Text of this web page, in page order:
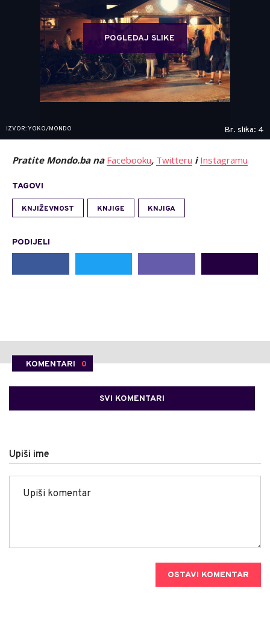
POGLEDAJ SLIKE
IZVOR: YOKO/MONDO Br. slika: 4
Pratite Mondo.ba na Facebooku, Twitteru i Instagramu
TAGOVI
KNJIŽEVNOST KNJIGE KNJIGA
PODIJELI
KOMENTARI 0
SVI KOMENTARI
Upiši ime
OSTAVI KOMENTAR